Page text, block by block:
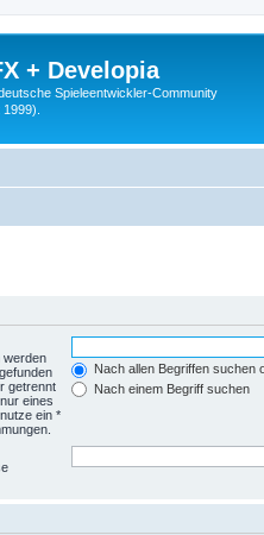
+ Developia
Spieleentwickler-Community
werden
getrennt
eines
ein *
Nach allen Begriffen suchen
Nach einem Begriff suchen